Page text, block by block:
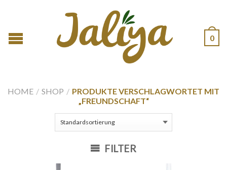
0
HOME / SHOP / PRODUKTE VERSCHLAGWORTET MIT
„FREUNDSCHAFT“
FILTER